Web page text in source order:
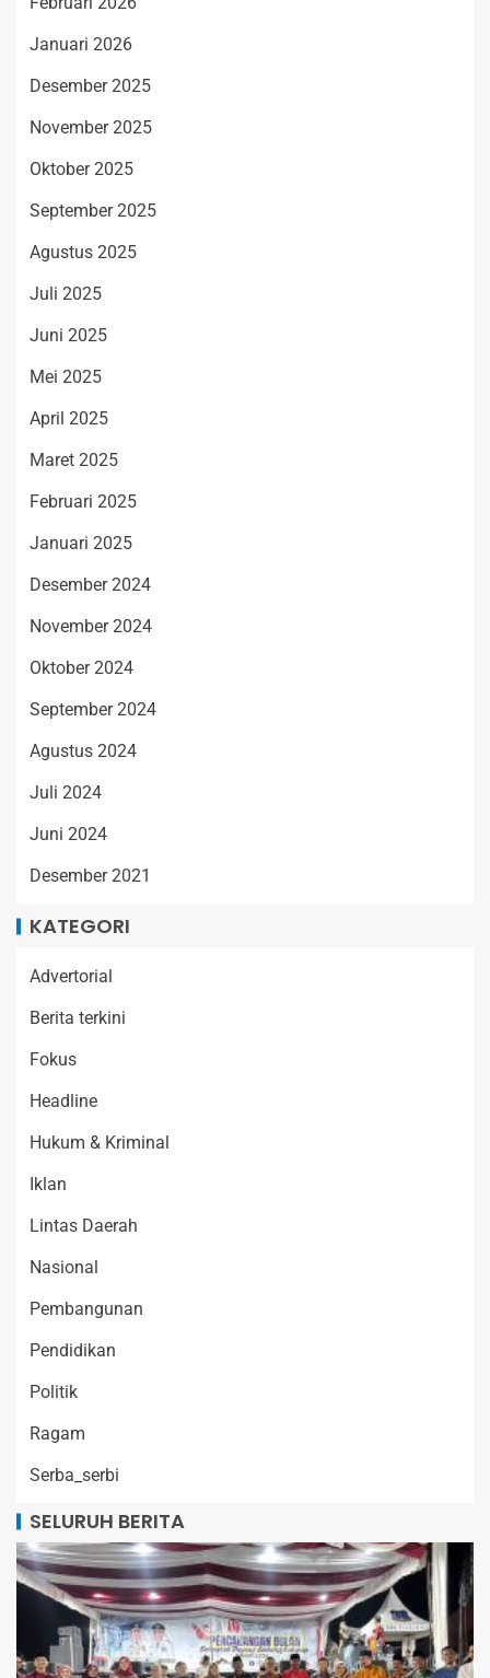
Januari 2026
Desember 2025
November 2025
Oktober 2025
September 2025
Agustus 2025
Juli 2025
Juni 2025
Mei 2025
April 2025
Maret 2025
Februari 2025
Januari 2025
Desember 2024
November 2024
Oktober 2024
September 2024
Agustus 2024
Juli 2024
Juni 2024
Desember 2021
KATEGORI
Advertorial
Berita terkini
Fokus
Headline
Hukum & Kriminal
Iklan
Lintas Daerah
Nasional
Pembangunan
Pendidikan
Politik
Ragam
Serba_serbi
SELURUH BERITA